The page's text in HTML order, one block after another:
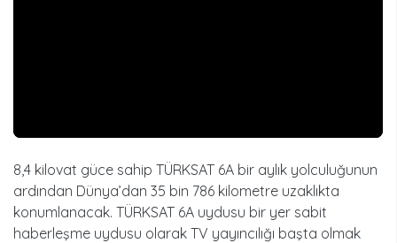
8,4 kilovat güce sahip TÜRKSAT 6A bir aylık yolculuğunun
ardından Dünya’dan 35 bin 786 kilometre uzaklıkta
konumlanacak. TÜRKSAT 6A uydusu bir yer sabit
haberleşme uydusu olarak TV yayıncılığı başta olmak